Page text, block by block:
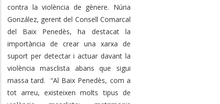
contra la violència de gènere. Núria
González, gerent del Consell Comarcal
del Baix Penedès, ha destacat la
importància de crear una xarxa de
suport per detectar i actuar davant la
violència masclista abans que sigui
massa tard. “Al Baix Penedès, com a
tot arreu, existeixen molts tipus de